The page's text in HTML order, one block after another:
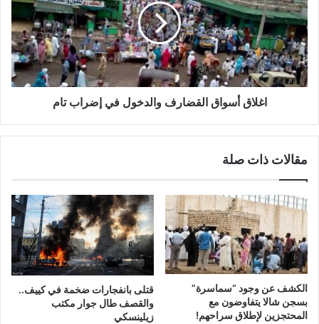
اغلاق أسواق القضارف والدخول في إضراب تام
مقالات ذات صلة
الكشف عن وجود “سماسرة”
بسجن شالا يتفاوضون مع
المحتجزين لإطلاق سراحهم!
قتلى بانفجارات ضخمة في كييف..
والقصف طال جوار مكتب
زيلينسكي